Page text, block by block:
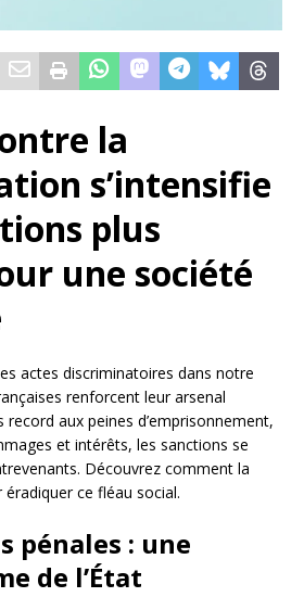
la
s’intensifie
plus
une société
actes discriminatoires dans notre
renforcent leur arsenal
record aux peines d’emprisonnement,
et intérêts, les sanctions se
Découvrez comment la
ce fléau social.
pénales : une
de l’État